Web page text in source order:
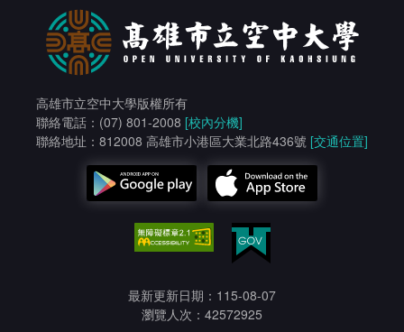
高雄市立空中大學版權所有
聯絡電話：(07) 801-2008 [校內分機]
聯絡地址：812008 高雄市小港區大業北路436號 [交通位置]
最新更新日期：115-08-07
瀏覽人次：42572925